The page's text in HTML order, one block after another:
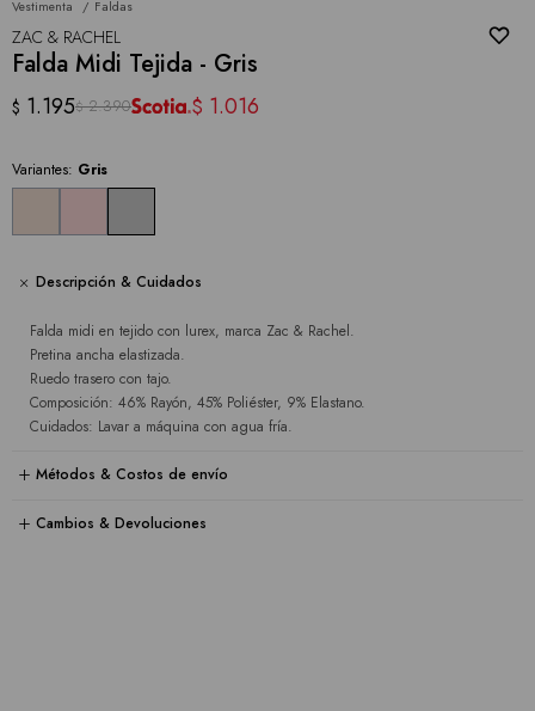
Vestimenta Faldas
ZAC & RACHEL
Falda Midi Tejida - Gris
$ 1.195$ 2.390 $ 1.016
Variantes: Gris
Descripción & Cuidados
Falda midi en tejido con lurex, marca Zac & Rachel.
Pretina ancha elastizada.
Ruedo trasero con tajo.
Composición: 46% Rayón, 45% Poliéster, 9% Elastano.
Cuidados: Lavar a máquina con agua fría.
Métodos & Costos de envío
Cambios & Devoluciones